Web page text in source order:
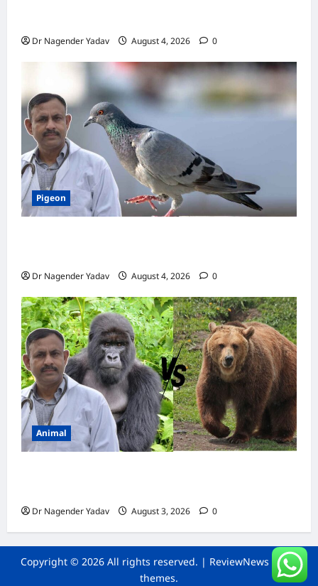
Dr Nagender Yadav August 4, 2026 0
Pigeon
Dr Nagender Yadav August 4, 2026 0
Animal
Dr Nagender Yadav August 3, 2026 0
Copyright © 2026 All rights reserved. | ReviewNews by AF
themes.